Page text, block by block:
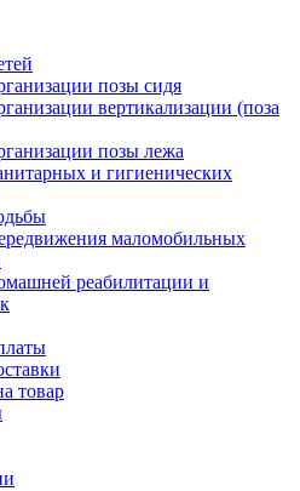
позы сидя
вертикализации (поза
позы лежа
и гигиенических
маломобильных
реабилитации и
товар